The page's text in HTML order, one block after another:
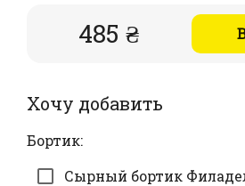
485 ₴
Хочу добавить
Бортик:
Сырный бортик